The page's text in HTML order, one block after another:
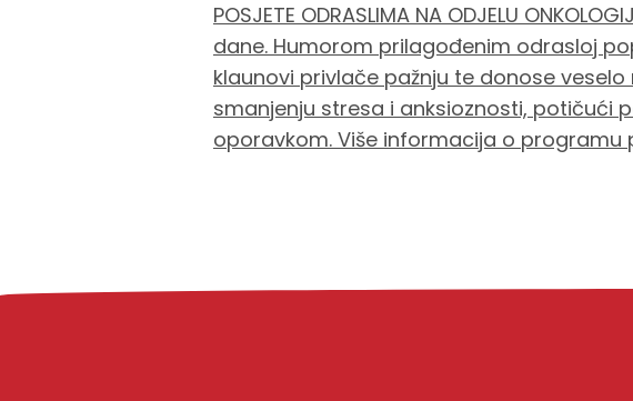
POSJETE ODRASLIMA NA ODJELU
dane. Humorom prilagođenim odrasloj
klaunovi privlače pažnju te donose
smanjenju stresa i anksioznosti, potičući
oporavkom. Više informacija o programu